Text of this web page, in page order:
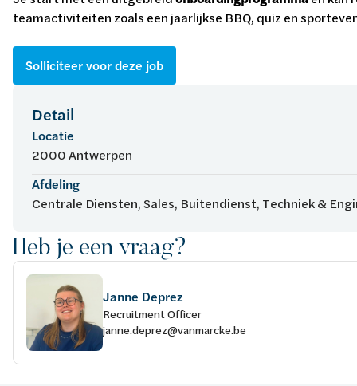
teamactiviteiten zoals een jaarlijkse BBQ, quiz en
Solliciteer voor deze job
Detail
Locatie
2000 Antwerpen
Afdeling
Centrale Diensten, Sales, Buitendienst, Techniek &
Heb je een vraag?
Janne Deprez
Recruitment Officer
janne.deprez@vanmarcke.be